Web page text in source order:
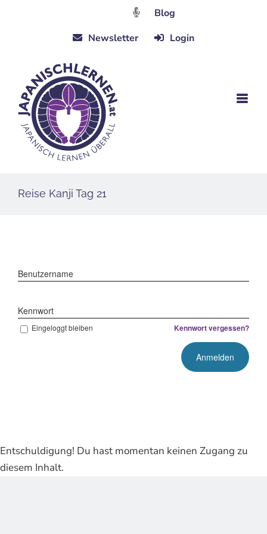
Blog
Newsletter
Login
Reise Kanji Tag 21
Benutzername
Kennwort
Eingeloggt bleiben Kennwort vergessen?
Entschuldigung! Du hast momentan keinen Zugang zu
diesem Inhalt.